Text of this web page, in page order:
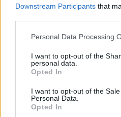
Downstream Participants that
Personal Data Processing
I want to opt-out of the
personal data.
Opted In
I want to opt-out of the
Personal Data.
Opted In